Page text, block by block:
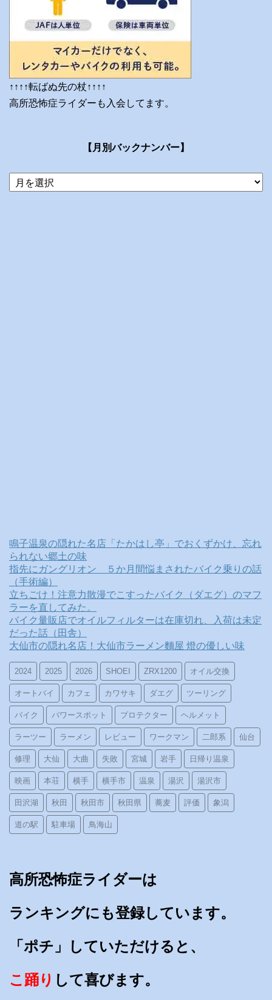
↑↑↑↑転ばぬ先の杖↑↑↑↑
高所恐怖症ライダーも入会してます。
【月別バックナンバー】
当
ブ
鳴子温泉の隠れた名店「たかはし亭」でおくずかけ、忘れ
られない郷土の味
指先にガングリオン ５か月間悩まされたバイク乗りの話
（手術編）
立ちごけ！注意力散漫でこすったバイク（ダエグ）のマフ
ラーを直してみた。
バイク量販店でオイルフィルターは在庫切れ、入荷は未定
だった話（田舎）
大仙市の隠れ名店！大仙市ラーメン麵屋 燈の優しい味
2024 2025 2026 SHOEI ZRX1200 オイル交換
オートバイ カフェ カワサキ ダエグ ツーリング
バイク パワースポット プロテクター ヘルメット
ラーツー ラーメン レビュー ワークマン 二郎系 仙台
修理 大仙 大曲 失敗 宮城 岩手 日帰り温泉
映画 本荘 横手 横手市 温泉 湯沢 湯沢市
田沢湖 秋田 秋田市 秋田県 蕎麦 評価 象潟
道の駅 駐車場 鳥海山
高所恐怖症ライダーは
ランキングにも登録しています。
「ポチ」していただけると、
こ踊り して喜びます。